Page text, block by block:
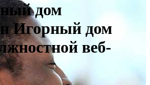
дом
Игорный дом
веб-